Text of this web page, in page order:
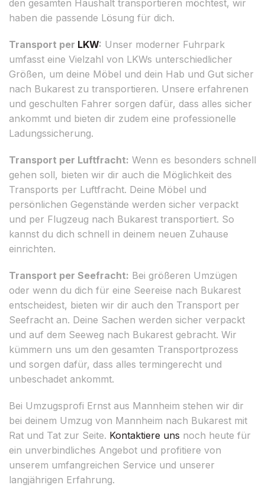
den gesamten Haushalt transportieren möchtest, wir
haben die passende Lösung für dich.
Transport per LKW: Unser moderner Fuhrpark
umfasst eine Vielzahl von LKWs unterschiedlicher
Größen, um deine Möbel und dein Hab und Gut sicher
nach Bukarest zu transportieren. Unsere erfahrenen
und geschulten Fahrer sorgen dafür, dass alles sicher
ankommt und bieten dir zudem eine professionelle
Ladungssicherung.
Transport per Luftfracht: Wenn es besonders schnell
gehen soll, bieten wir dir auch die Möglichkeit des
Transports per Luftfracht. Deine Möbel und
persönlichen Gegenstände werden sicher verpackt
und per Flugzeug nach Bukarest transportiert. So
kannst du dich schnell in deinem neuen Zuhause
einrichten.
Transport per Seefracht: Bei größeren Umzügen
oder wenn du dich für eine Seereise nach Bukarest
entscheidest, bieten wir dir auch den Transport per
Seefracht an. Deine Sachen werden sicher verpackt
und auf dem Seeweg nach Bukarest gebracht. Wir
kümmern uns um den gesamten Transportprozess
und sorgen dafür, dass alles termingerecht und
unbeschadet ankommt.
Bei Umzugsprofi Ernst aus Mannheim stehen wir dir
bei deinem Umzug von Mannheim nach Bukarest mit
Rat und Tat zur Seite. Kontaktiere uns noch heute für
ein unverbindliches Angebot und profitiere von
unserem umfangreichen Service und unserer
langjährigen Erfahrung.